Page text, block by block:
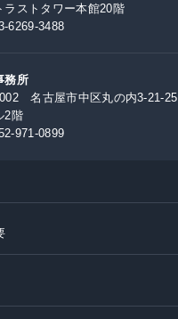
ラストタワー本館20階
6269-3488
務所
名古屋市中区丸の内3-21-25
2階
971-0899